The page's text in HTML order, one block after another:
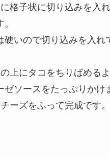
格子状に切り込みを入
いので切り込みを入れ
上にタコをちりばめる
ソースをたっぷりかけ
ーズをふって完成です。